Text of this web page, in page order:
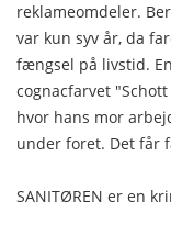
reklameomdeler.
var kun syv år, da
fængsel på livstid.
cognacfarvet
hvor hans mor
under foret. Det får
SANITØREN er en